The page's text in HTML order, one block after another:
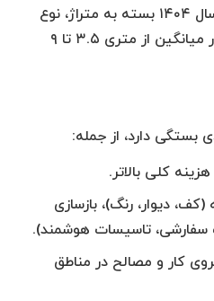
هزینه بازسازی کامل خانه در سال ۱۴۰۴ بسته به متراژ، نوع
مصالح و سطح کیفیت، به‌طور میانگین از متری ۳.۵ تا ۹
بستگی دارد، از جمله:
کلی بالاتر.
(کف، دیوار، رنگ)، بازسازی
سفارشی، تاسیسات هوشمند).
کار و مصالح در مناطق